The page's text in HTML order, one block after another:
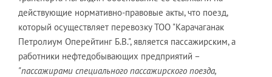
действующие нормативно-правовые акты, что поезд,
который осуществляет перевозку ТОО "Карачаганак
Петролиум Оперейтинг Б.В.", является пассажирским, а
работники нефтедобывающих предприятий –
"пассажирами специального пассажирского поезда,